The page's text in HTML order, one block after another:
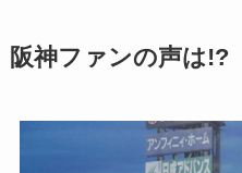
阪神ファンの声は!?